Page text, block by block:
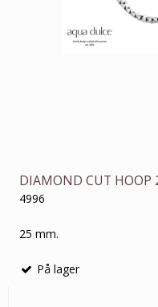
DIAMOND CUT HOOP
4996
25 mm.
På lager